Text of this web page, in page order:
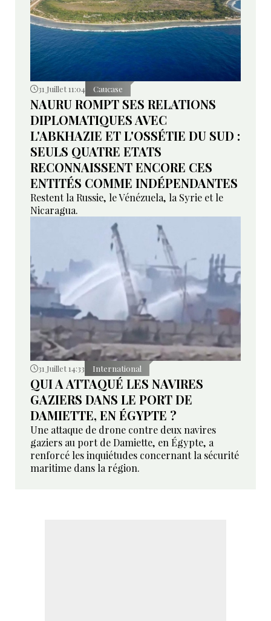
31 Juillet 11:04 Caucase
NAURU ROMPT SES RELATIONS
DIPLOMATIQUES AVEC
L'ABKHAZIE ET L'OSSÉTIE DU SUD :
SEULS QUATRE ETATS
RECONNAISSENT ENCORE CES
ENTITÉS COMME INDÉPENDANTES
Restent la Russie, le Vénézuela, la Syrie et le
Nicaragua.
31 Juillet 14:33 International
QUI A ATTAQUÉ LES NAVIRES
GAZIERS DANS LE PORT DE
DAMIETTE, EN ÉGYPTE ?
Une attaque de drone contre deux navires
gaziers au port de Damiette, en Égypte, a
renforcé les inquiétudes concernant la sécurité
maritime dans la région.